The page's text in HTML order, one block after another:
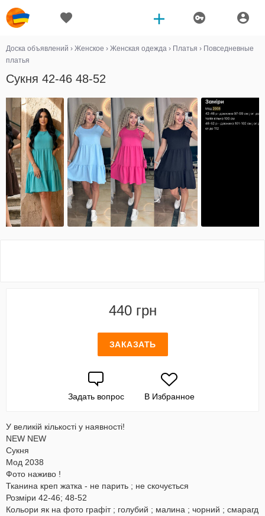
Доска объявлений › Женское › Женская одежда › Платья › Повседневные
платья
Сукня 42-46 48-52
440 грн
ЗАКАЗАТЬ
Задать вопрос В Избранное
У великій кількості у наявності!
NEW NEW
Сукня
Мод 2038
Фото наживо !
Тканина креп жатка - не парить ; не скочується
Розміри 42-46; 48-52
Кольори як на фото графіт ; голубий ; малина ; чорний ; смарагд